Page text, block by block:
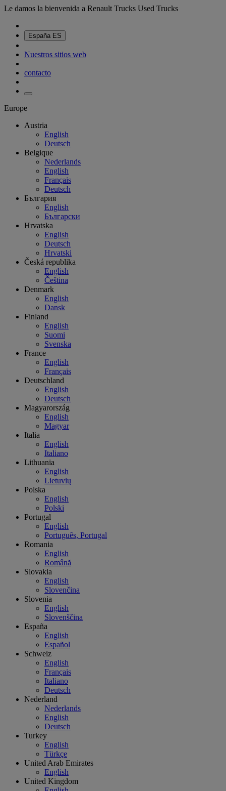
Le damos la bienvenida a Renault Trucks Used Trucks
España ES
Nuestros sitios web
contacto
Europe
Austria
English
Deutsch
Belgique
Nederlands
English
Français
Deutsch
България
English
Български
Hrvatska
English
Deutsch
Hrvatski
Česká republika
English
Čeština
Denmark
English
Dansk
Finland
English
Suomi
Svenska
France
English
Français
Deutschland
English
Deutsch
Magyarország
English
Magyar
Italia
English
Italiano
Lithuania
English
Lietuvių
Polska
English
Polski
Portugal
English
Português, Portugal
Romania
English
Română
Slovakia
English
Slovenčina
Slovenia
English
Slovenščina
España
English
Español
Schweiz
English
Français
Italiano
Deutsch
Nederland
Nederlands
English
Deutsch
Turkey
English
Türkçe
United Arab Emirates
English
United Kingdom